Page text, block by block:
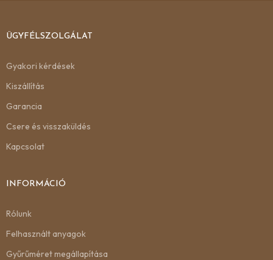
ÜGYFÉLSZOLGÁLAT
Gyakori kérdések
Kiszállítás
Garancia
Csere és visszaküldés
Kapcsolat
INFORMÁCIÓ
Rólunk
Felhasznált anyagok
Gyűrűméret megállapítása